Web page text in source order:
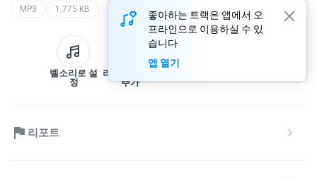
좋아하는 트랙은 앱에서 오
프라인으로 이용하실 수 있
습니다
앱 열기
MP3 1,775 KB
벨소리로 설
정
라이브러리에
추가
리포트